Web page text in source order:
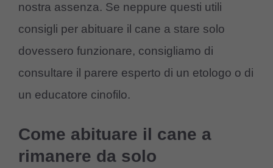
nostra assenza. Se neppure questi utili
consigli per abituare il cane a stare solo
dovessero funzionare, consigliamo di
consultare il parere esperto di un etologo o di
un educatore cinofilo.
Come abituare il cane a
rimanere da solo